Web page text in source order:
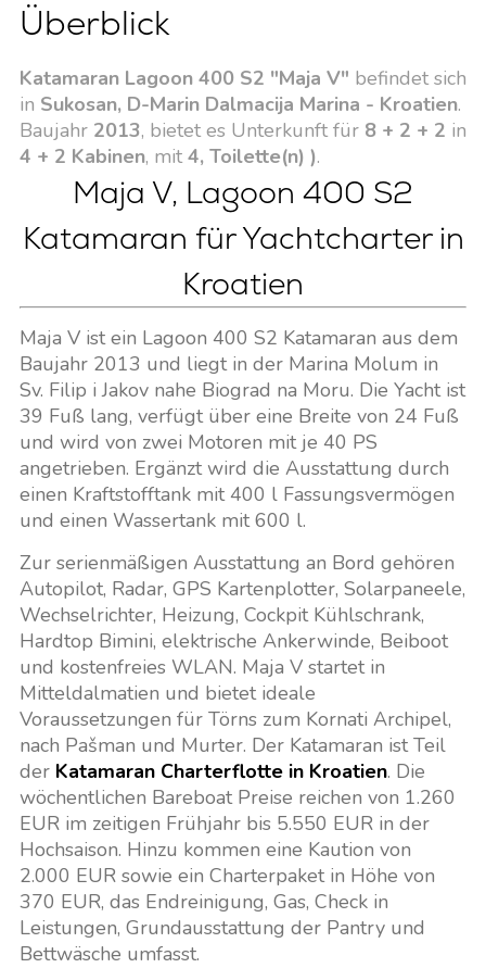
Überblick
Katamaran Lagoon 400 S2 "Maja V" befindet sich
in Sukosan, D-Marin Dalmacija Marina - Kroatien.
Baujahr 2013, bietet es Unterkunft für 8 + 2 + 2 in
4 + 2 Kabinen, mit 4, Toilette(n) ).
Maja V, Lagoon 400 S2
Katamaran für Yachtcharter in
Kroatien
Maja V ist ein Lagoon 400 S2 Katamaran aus dem
Baujahr 2013 und liegt in der Marina Molum in
Sv. Filip i Jakov nahe Biograd na Moru. Die Yacht ist
39 Fuß lang, verfügt über eine Breite von 24 Fuß
und wird von zwei Motoren mit je 40 PS
angetrieben. Ergänzt wird die Ausstattung durch
einen Kraftstofftank mit 400 l Fassungsvermögen
und einen Wassertank mit 600 l.
Zur serienmäßigen Ausstattung an Bord gehören
Autopilot, Radar, GPS Kartenplotter, Solarpaneele,
Wechselrichter, Heizung, Cockpit Kühlschrank,
Hardtop Bimini, elektrische Ankerwinde, Beiboot
und kostenfreies WLAN. Maja V startet in
Mitteldalmatien und bietet ideale
Voraussetzungen für Törns zum Kornati Archipel,
nach Pašman und Murter. Der Katamaran ist Teil
der Katamaran Charterflotte in Kroatien. Die
wöchentlichen Bareboat Preise reichen von 1.260
EUR im zeitigen Frühjahr bis 5.550 EUR in der
Hochsaison. Hinzu kommen eine Kaution von
2.000 EUR sowie ein Charterpaket in Höhe von
370 EUR, das Endreinigung, Gas, Check in
Leistungen, Grundausstattung der Pantry und
Bettwäsche umfasst.